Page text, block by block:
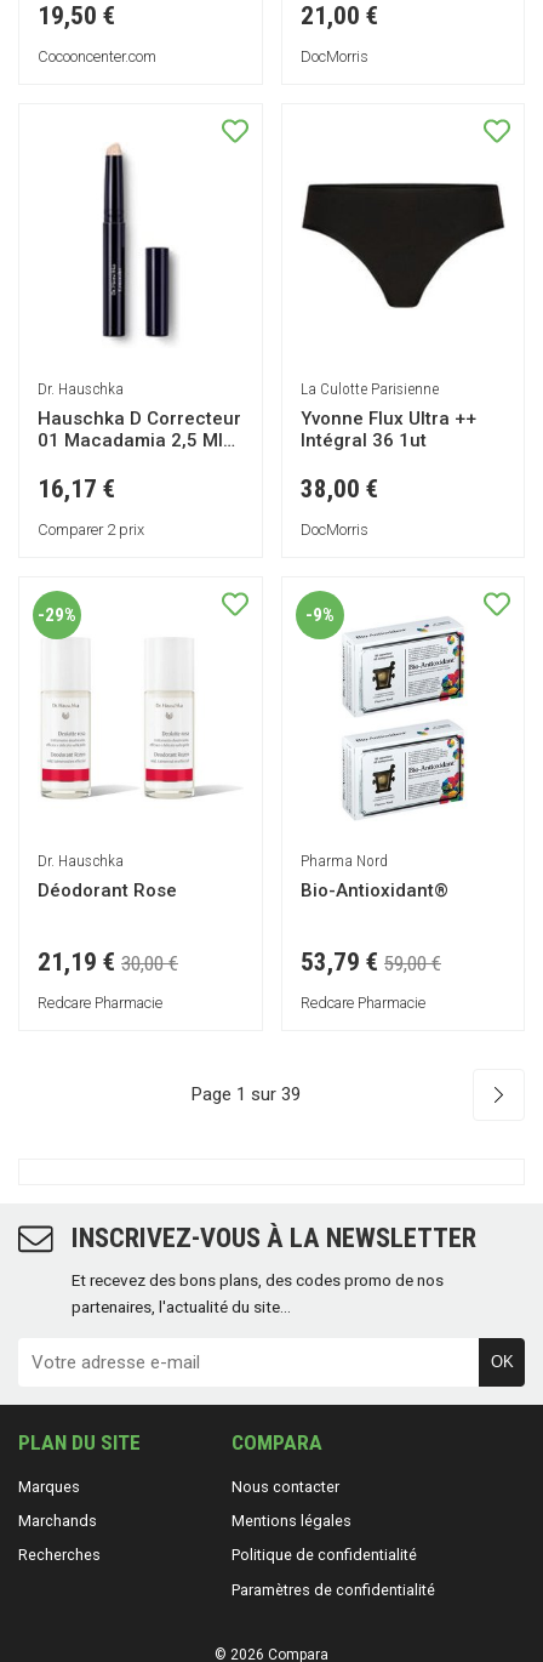
19,50 €
Cocooncenter.com
21,00 €
DocMorris
Dr. Hauschka
Hauschka D Correcteur
01 Macadamia 2,5 Ml
Hauschk
16,17 €
Comparer 2 prix
La Culotte Parisienne
Yvonne Flux Ultra ++
Intégral 36 1ut
38,00 €
DocMorris
-29%
Dr. Hauschka
Déodorant Rose
21,19 € 30,00 €
Redcare Pharmacie
-9%
Pharma Nord
Bio-Antioxidant®
53,79 € 59,00 €
Redcare Pharmacie
Page 1 sur 39
INSCRIVEZ-VOUS À LA NEWSLETTER
Et recevez des bons plans, des codes promo de nos
partenaires, l'actualité du site...
OK
PLAN DU SITE
Marques
Marchands
Recherches
COMPARA
Nous contacter
Mentions légales
Politique de confidentialité
Paramètres de confidentialité
© 2026 Compara